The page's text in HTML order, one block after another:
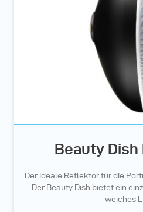
Beauty
Der ideale Reflektor für die
Der Beauty Dish bietet ein
weiches